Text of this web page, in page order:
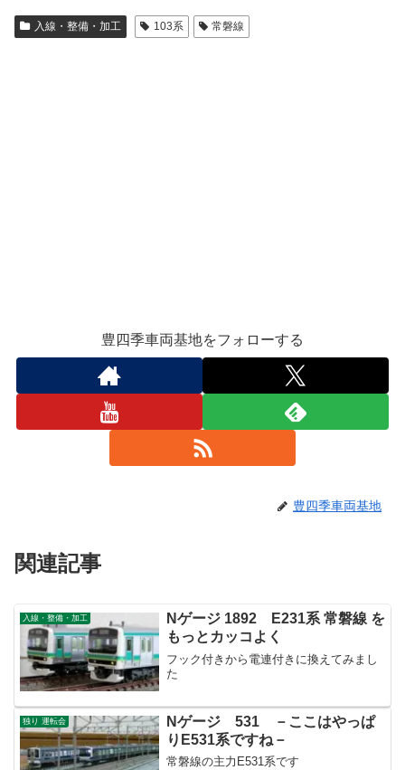
入線・整備・加工 103系 常磐線
豊四季車両基地をフォローする
豊四季車両基地
関連記事
入線・整備・加工
Nゲージ 1892 E231系 常磐線 を
もっとカッコよく
フック付きから電連付きに換えてみまし
た
独り 運転会
Nゲージ 531 －ここはやっぱ
りE531系ですね－
常磐線の主力E531系です